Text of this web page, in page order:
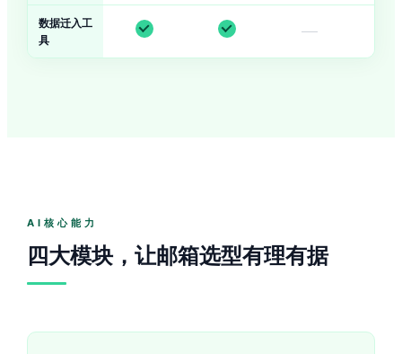
数据迁入工
具
—
AI核心能力
四大模块，让邮箱选型有理有据